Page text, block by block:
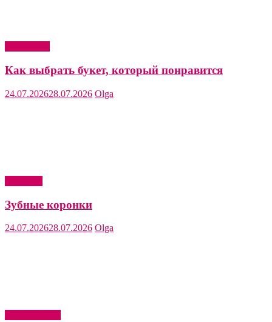
Как выбрать букет, который понравится
24.07.202628.07.2026 Olga
Зубные коронки
24.07.202628.07.2026 Olga